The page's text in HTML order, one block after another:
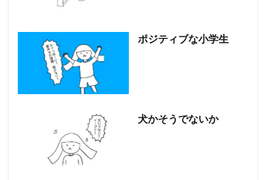
ポジティブな小学生
犬かそうでないか